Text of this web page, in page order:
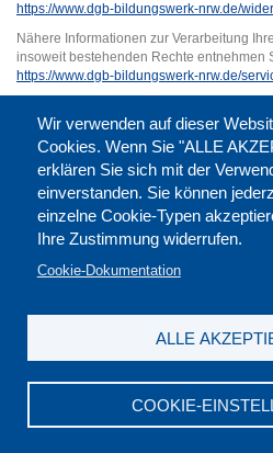
https://www.dgb-bildungswerk-nrw.de/
Nähere Informationen zur Verarbeitung
insoweit bestehenden Rechte entnehmen
https://www.dgb-bildungswerk-nrw.de/
VORSCHAU
Wir verwenden auf dieser
Cookies. Wenn Sie "ALLE
erklären Sie sich mit der
einverstanden. Sie können
einzelne Cookie-Typen
Ihre Zustimmung widerrufen.
Cookie-Dokumentation
COOKIE-
ALLE
DGB-Bildungswerk NRW e.V. ©